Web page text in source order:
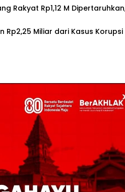
Rakyat Rp1,12 M
Miliar dari Kasus Korupsi